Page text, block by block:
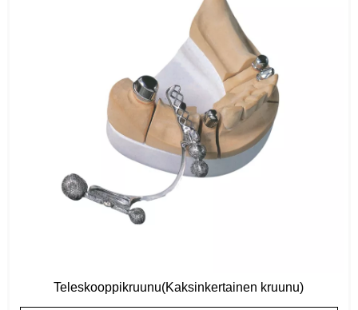
Teleskooppikruunu(Kaksinkertainen kruunu)